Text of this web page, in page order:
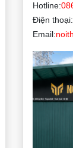
Hotline:
Điện thoại:
Email: